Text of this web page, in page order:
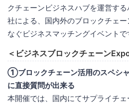
クチェーンビジネスハブを運営す
社による、国内外のブロックチェ
なぐビジネスマッチングイベントで
＜ビジネスブロックチェーン
①ブロックチェーン活用のスペシ
に直接質問が出来る
本開催では、国内にてサプライチ